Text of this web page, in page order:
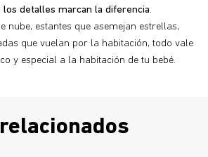
los detalles marcan la diferencia.
nube, estantes que asemejan estrellas,
que vuelan por la habitación, todo vale
y especial a la habitación de tu bebé.